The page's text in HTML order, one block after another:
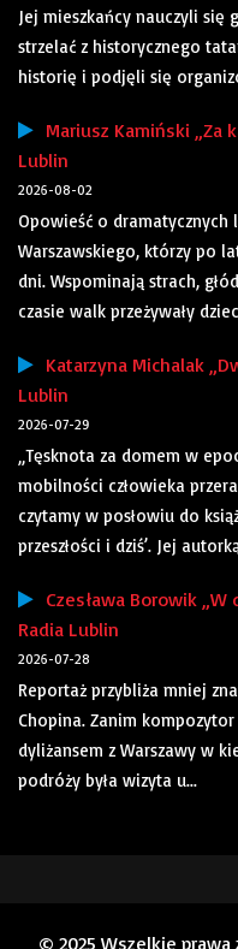
Jej mieszkańcy nauczyli
strzelać z historycznego
historię i podjęli się
Mariusz Kamiński „Za
Lublin
2026-08-02
Opowieść o
Warszawskiego, którzy po
dni. Wspominają strach,
czasie walk przeżywały
Katarzyna Michalak
Lublin
2026-07-29
„Tęsknota za domem w
mobilności człowieka
czytamy w posłowiu do
przeszłości i dziś’. Jej
Czesława Borowik
Radia Lublin
2026-07-28
Reportaż przybliża mniej
Chopina. Zanim
dyliżansem z Warszawy w
podróży była wizyta u...
© 2025 Wszelkie prawa